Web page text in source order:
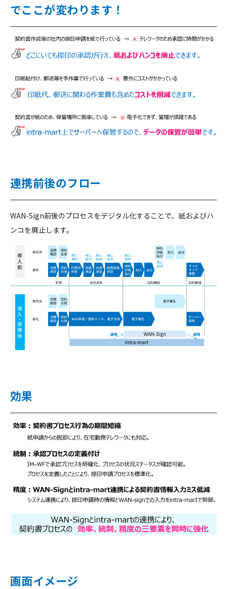
でここが変わります！
連携前後のフロー
WAN-Sign前後のプロセスをデジタル化することで、紙およびハ
ンコを廃止します。
効果
画面イメージ